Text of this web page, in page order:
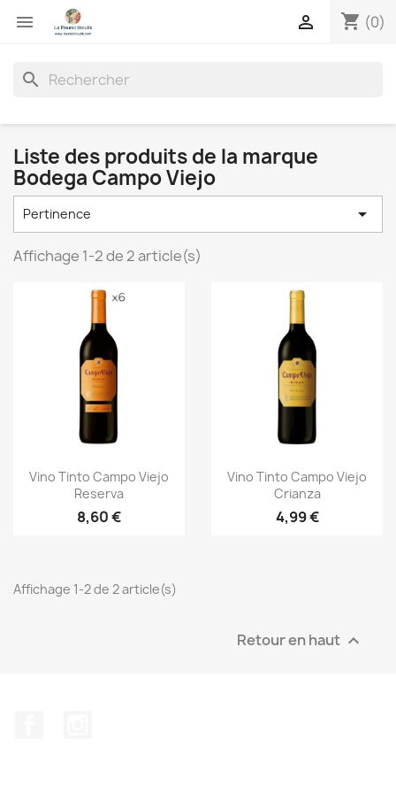
 shopping_cart (0)

search
Liste des produits de la marque
Bodega Campo Viejo
Pertinence 
Affichage 1-2 de 2 article(s)
Aperçu rapide
Vino Tinto Campo Viejo
Reserva
8,60 €
Aperçu rapide
Vino Tinto Campo Viejo
Crianza
4,99 €
Affichage 1-2 de 2 article(s)
Retour en haut 